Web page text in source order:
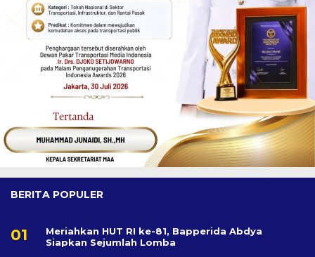
BERITA POPULER
Meriahkan HUT RI ke-81, Bapperida Abdya
Siapkan Sejumlah Lomba